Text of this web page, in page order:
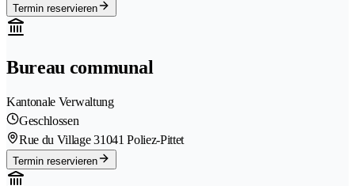
Termin reservieren
Bureau communal
Kantonale Verwaltung
Geschlossen
Rue du Village 31041 Poliez-Pittet
Termin reservieren